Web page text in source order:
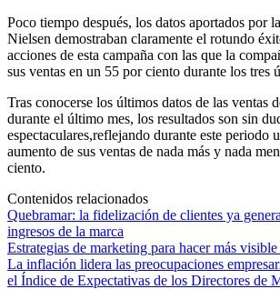
Poco tiempo después, los datos aportados por
Nielsen demostraban claramente el rotundo
acciones de esta campaña con las que la
sus ventas en un 55 por ciento durante los tres
Tras conocerse los últimos datos de las ventas
durante el último mes, los resultados son sin
espectaculares,reflejando durante este periodo
aumento de sus ventas de nada más y nada
ciento.
Contenidos relacionados
Quebramar: la fidelización de clientes ya
ingresos de la marca
Estrategias de marketing para hacer más visible
La inflación lidera las preocupaciones
el Índice de Expectativas de los Directores de